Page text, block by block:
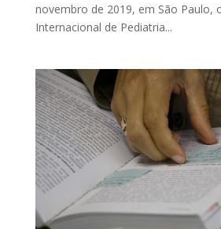
novembro de 2019, em São Paulo,
Internacional de Pediatria...